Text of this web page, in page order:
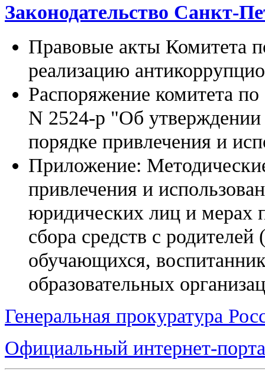
Законодательство Санкт-
Правовые акты Комитета
реализацию
Распоряжение комитета
N 2524-р "Об утверждении
порядке привлечения и
Приложение:
привлечения и
юридических лиц и мерах
сбора средств с
обучающихся,
образовательных
Генеральная прокуратура
Официальный интернет-